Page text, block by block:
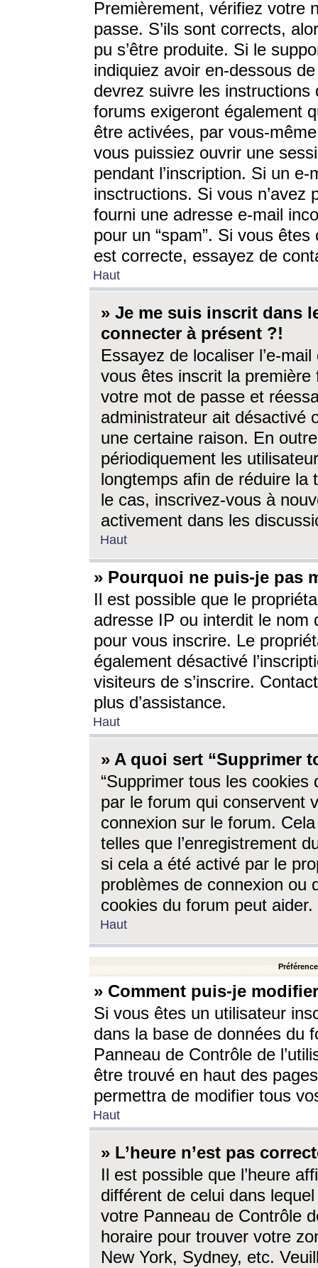
Premièrement, vérifiez votre
passe. S’ils sont corrects,
pu s’être produite. Si le
indiquiez avoir en-dessous
devrez suivre les
forums exigeront également
être activées, par vous-
vous puissiez ouvrir une
pendant l’inscription. Si un
insctructions. Si vous n’avez
fourni une adresse e-mail
pour un “spam”. Si vous
est correcte, essayez de
Haut
» Je me suis inscrit dans
connecter à présent ?!
Essayez de localiser l’e-
vous êtes inscrit la première
votre mot de passe et
administrateur ait désactivé
une certaine raison. En
périodiquement les
longtemps afin de réduire la
le cas, inscrivez-vous à
activement dans les
Haut
» Pourquoi ne puis-je pas
Il est possible que le
adresse IP ou interdit le nom
pour vous inscrire. Le
également désactivé
visiteurs de s’inscrire.
plus d’assistance.
Haut
» A quoi sert “Supprimer
“Supprimer tous les cookies
par le forum qui conservent
connexion sur le forum.
telles que l’enregistrement
si cela a été activé par le
problèmes de connexion ou
cookies du forum peut aider.
Haut
» Comment puis-je
Si vous êtes un utilisateur
dans la base de données du
Panneau de Contrôle de
être trouvé en haut des
permettra de modifier tous
Haut
» L’heure n’est pas
Il est possible que l’heure
différent de celui dans
votre Panneau de Contrôle
horaire pour trouver votre
New York, Sydney, etc.